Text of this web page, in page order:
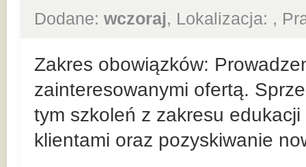
Dodane: wczoraj, Lokalizacja: ,
Zakres obowiązków:
zainteresowanymi ofertą.
tym szkoleń z zakresu
klientami oraz pozyskiwanie